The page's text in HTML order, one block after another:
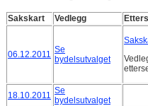
Sakskart Vedlegg
06.12.2011 Se
bydelsutvalget
18.10.2011 Se
bydelsutvalget